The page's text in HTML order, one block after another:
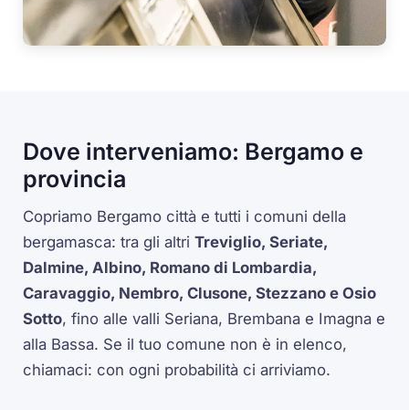
Dove interveniamo: Bergamo e
provincia
Copriamo Bergamo città e tutti i comuni della
bergamasca: tra gli altriTreviglio, Seriate,
Dalmine, Albino, Romano di Lombardia,
Caravaggio, Nembro, Clusone, Stezzano e Osio
Sotto, fino alle valli Seriana, Brembana e Imagna e
alla Bassa. Se il tuo comune non è in elenco,
chiamaci: con ogni probabilità ci arriviamo.